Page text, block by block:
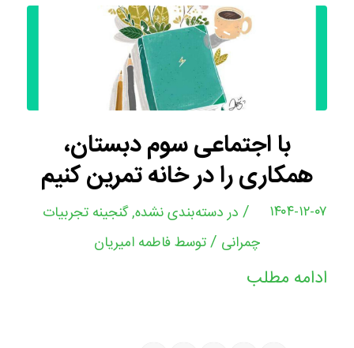
با اجتماعی سوم دبستان،
همکاری را در خانه تمرین کنیم
۱۴۰۴-۱۲-۰۷ / دردسته‌بندی نشده,گنجینه تجربیات
چمرانی /توسطفاطمه امیریان
ادامه مطلب